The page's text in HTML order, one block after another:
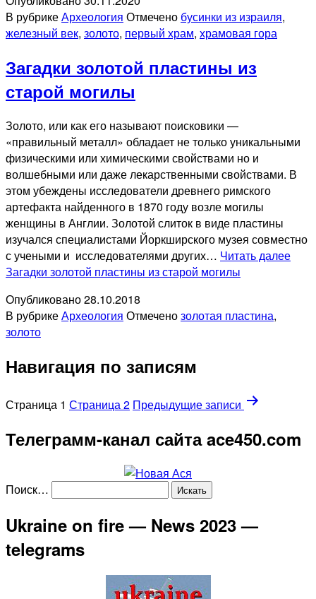
В рубрикеАрхеология Отмечено бусинки из израиля,
железный век, золото, первый храм, храмовая гора
Загадки золотой пластины из
старой могилы
Золото, или как его называют поисковики —
«правильный металл» обладает не только уникальными
физическими или химическими свойствами но и
волшебными или даже лекарственными свойствами. В
этом убеждены исследователи древнего римского
артефакта найденного в 1870 году возле могилы
женщины в Англии. Золотой слиток в виде пластины
изучался специалистами Йоркширского музея совместно
с учеными и исследователями других… Читать далее
Загадки золотой пластины из старой могилы
Опубликовано28.10.2018
В рубрикеАрхеология Отмеченозолотая пластина,
золото
Навигация по записям
Страница 1 Страница 2 Предыдущиезаписи
Телеграмм-канал сайта ace450.com
Поиск…
Ukraine on fire — News 2023 —
telegrams